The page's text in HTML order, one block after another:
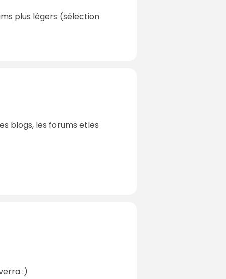
plus légers (sélection
blogs, les forums etles
:)